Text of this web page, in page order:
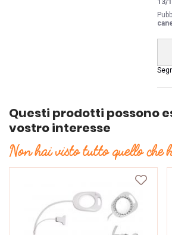
13/
Questi prodotti possono
vostro interesse
Non hai visto tutto quello che